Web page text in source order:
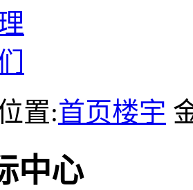
置:首页楼宇
中心